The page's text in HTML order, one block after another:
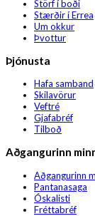
Störf í boði
Stærðir í Errea
Um okkur
Þvottur
Þjónusta
Hafa samband
Skilavörur
Veftré
Gjafabréf
Tilboð
Aðgangurinn
Aðgangurinn
Pantanasaga
Óskalisti
Fréttabréf